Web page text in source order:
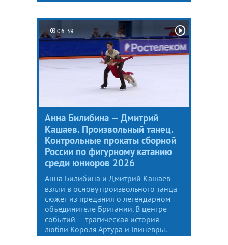
06:39
Анна Билибина — Дмитрий
Кашаев. Произвольный танец.
Контрольные прокаты сборной
России по фигурному катанию
среди юниоров 2026
Анна Билибина и Дмитрий Кашаев
взяли в основу произвольного танца
сюжет из предания о легендарном
объединителе Британии. В центре
событий — трагическая история
любви Короля Артура и Гвиневры.